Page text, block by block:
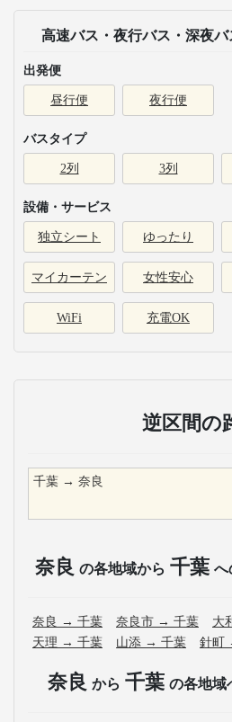
高速バス・夜行バス・深夜
出発便
昼行便 夜行便
バスタイプ
2列 3列
設備・サービス
独立シート ゆったり
マイカーテン 女性安心
WiFi 充電OK
逆区間の
千葉 → 奈良
奈良 の各地域から 千葉 へ
奈良 → 千葉 奈良市 → 千葉 大
天理 → 千葉 山添 → 千葉 針町
奈良 から 千葉 の各地域